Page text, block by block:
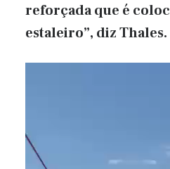
reforçada que é
estaleiro”, diz Thales.